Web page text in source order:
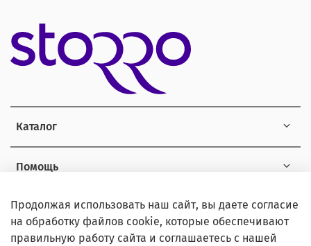
Каталог
Помощь
Информация
Продолжая использовать наш сайт, вы даете согласие
на обработку файлов cookie, которые обеспечивают
правильную работу сайта и соглашаетесь с нашей